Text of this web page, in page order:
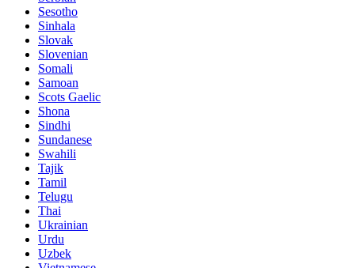
Sesotho
Sinhala
Slovak
Slovenian
Somali
Samoan
Scots Gaelic
Shona
Sindhi
Sundanese
Swahili
Tajik
Tamil
Telugu
Thai
Ukrainian
Urdu
Uzbek